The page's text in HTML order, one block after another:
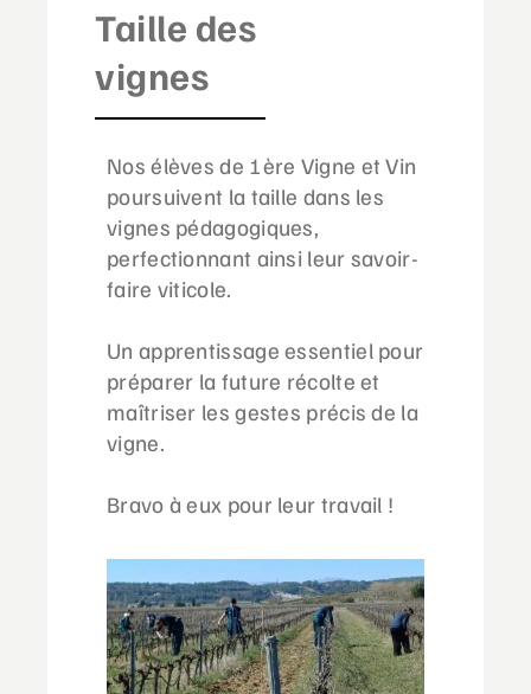
Taille des
vignes
Nos élèves de 1ère Vigne et Vin
poursuivent la taille dans les
vignes pédagogiques,
perfectionnant ainsi leur savoir-
faire viticole.
Un apprentissage essentiel pour
préparer la future récolte et
maîtriser les gestes précis de la
vigne.
Bravo à eux pour leur travail !